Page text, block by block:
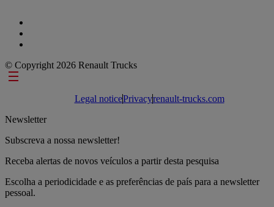
© Copyright 2026 Renault Trucks
Footer links
Legal noticePrivacyrenault-trucks.com
Newsletter
Subscreva a nossa newsletter!
Receba alertas de novos veículos a partir desta pesquisa
Escolha a periodicidade e as preferências de país para a newsletter
pessoal.